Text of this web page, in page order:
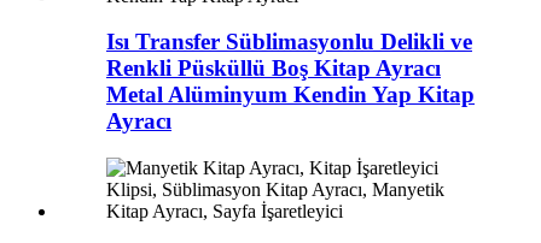
Isı Transfer Süblimasyonlu Delikli ve
Renkli Püsküllü Boş Kitap Ayracı
Metal Alüminyum Kendin Yap Kitap
Ayracı